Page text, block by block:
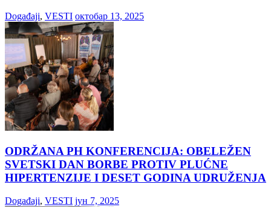
Događaji, VESTI октобар 13, 2025
ODRŽANA PH KONFERENCIJA: OBELEŽEN
SVETSKI DAN BORBE PROTIV PLUĆNE
HIPERTENZIJE I DESET GODINA UDRUŽENJA
Događaji, VESTI јун 7, 2025